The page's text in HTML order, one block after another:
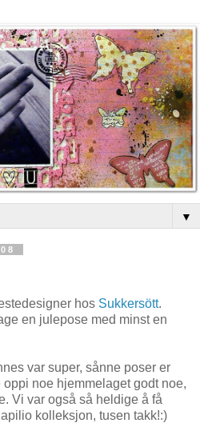
▼
hos Sukkersött.
en julepose med minst en
var super, sånne poser er
noe hjemmelaget godt noe,
Vi var også så heldige å få
kolleksjon, tusen takk!:)